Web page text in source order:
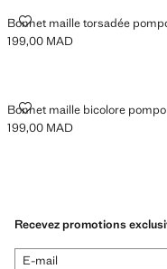
Bonnet maille torsadée
BONNET MAILLE
Prix actuel [199,00 MAD ]
199,00 MAD
Bonnet maille bicolore
BONNET MAILLE
Prix actuel [199,00 MAD ]
199,00 MAD
Recevez promotions
E-mail